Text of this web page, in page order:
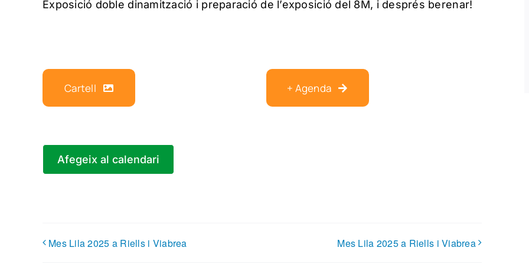
Exposició doble dinamització i preparació de l’exposició del 8M, i després berenar!
Cartell + Agenda
Afegeix al calendari
Mes Lila 2025 a Riells i Viabrea Mes Lila 2025 a Riells i Viabrea